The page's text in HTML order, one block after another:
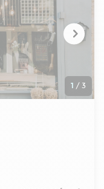
1 / 3
à proximité du
m².